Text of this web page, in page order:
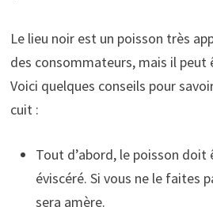
Le lieu noir est un poisson très
des consommateurs, mais il peut
Voici quelques conseils pour
cuit :
Tout d’abord, le poisson
éviscéré. Si vous ne le faites
sera amère.